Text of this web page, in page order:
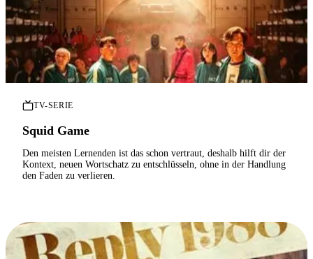
TV-SERIE
Squid Game
Den meisten Lernenden ist das schon vertraut, deshalb hilft dir der
Kontext, neuen Wortschatz zu entschlüsseln, ohne in der Handlung
den Faden zu verlieren.